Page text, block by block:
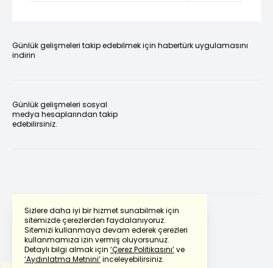
Sizlere daha iyi bir hizmet sunabilmek için
sitemizde çerezlerden faydalanıyoruz.
Sitemizi kullanmaya devam ederek çerezleri
kullanmamıza izin vermiş oluyorsunuz.
Detaylı bilgi almak için ‘Çerez Politikasını’ve
‘Aydınlatma Metnini’inceleyebilirsiniz.
Günlük gelişmeleri takip edebilmek için habertürk uygulamasını
indirin
Günlük gelişmeleri sosyal
medya hesaplarından takip
edebilirsiniz.
Powered by Translate